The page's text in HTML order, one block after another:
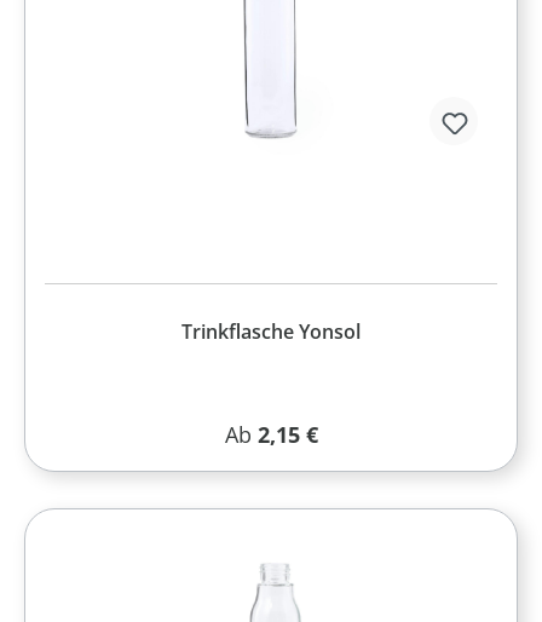
Trinkflasche Yonsol
Regulärer Preis:
Ab 2,15 €